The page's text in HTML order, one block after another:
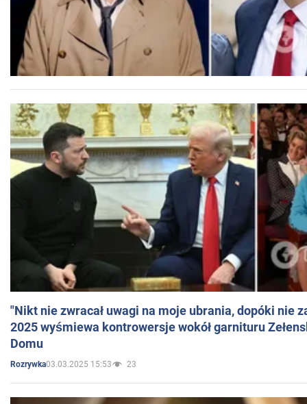
"Nikt nie zwracał uwagi na moje ubrania, dopóki nie
2025 wyśmiewa kontrowersje wokół garnituru
Domu
Rozrywka03.03.2025 15:53 23